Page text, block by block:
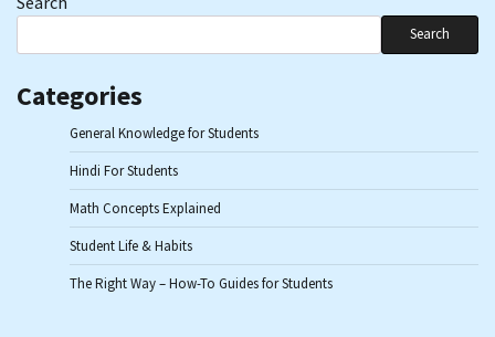
Search
Categories
General Knowledge for Students
Hindi For Students
Math Concepts Explained
Student Life & Habits
The Right Way – How-To Guides for Students